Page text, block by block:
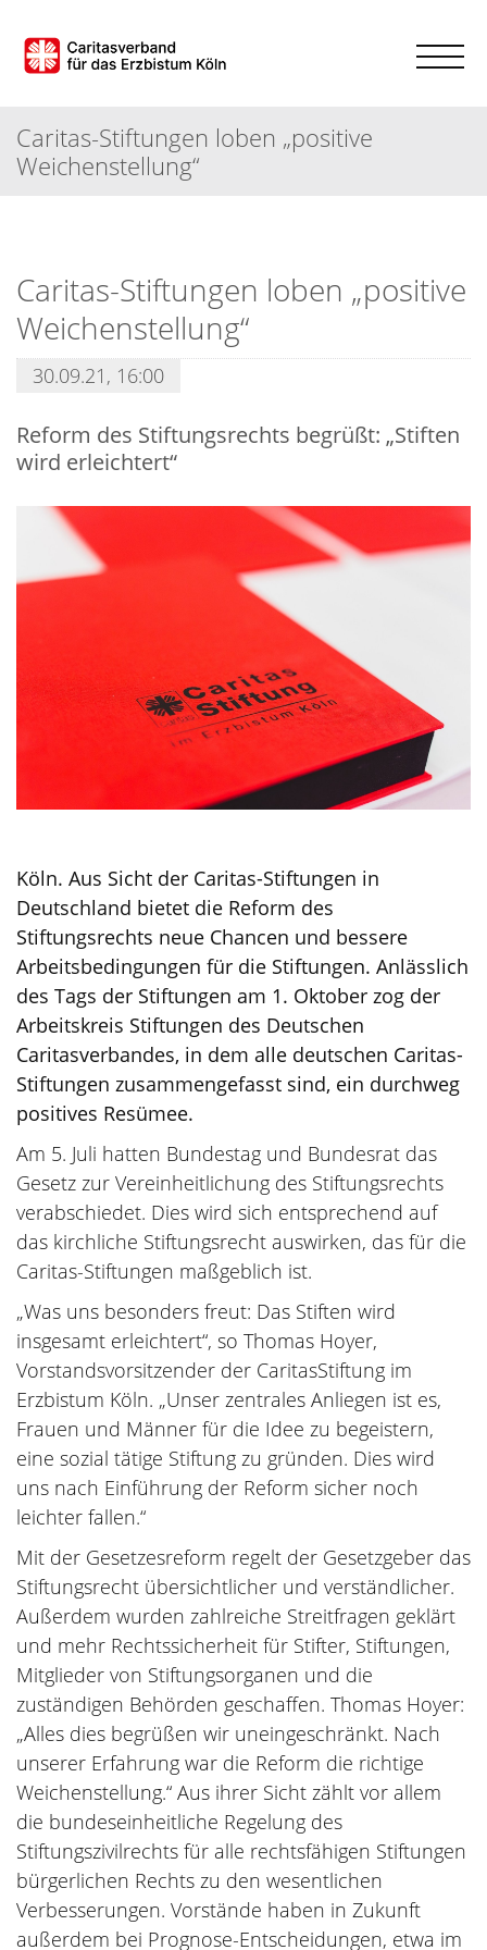
Caritas-Stiftungen loben „positive
Weichenstellung“
Caritas-Stiftungen loben „positive
Weichenstellung“
30.09.21, 16:00
Reform des Stiftungsrechts begrüßt: „Stiften
wird erleichtert“
Köln. Aus Sicht der Caritas-Stiftungen in
Deutschland bietet die Reform des
Stiftungsrechts neue Chancen und bessere
Arbeitsbedingungen für die Stiftungen. Anlässlich
des Tags der Stiftungen am 1. Oktober zog der
Arbeitskreis Stiftungen des Deutschen
Caritasverbandes, in dem alle deutschen Caritas-
Stiftungen zusammengefasst sind, ein durchweg
positives Resümee.
Am 5. Juli hatten Bundestag und Bundesrat das
Gesetz zur Vereinheitlichung des Stiftungsrechts
verabschiedet. Dies wird sich entsprechend auf
das kirchliche Stiftungsrecht auswirken, das für die
Caritas-Stiftungen maßgeblich ist.
„Was uns besonders freut: Das Stiften wird
insgesamt erleichtert“, so Thomas Hoyer,
Vorstandsvorsitzender der CaritasStiftung im
Erzbistum Köln. „Unser zentrales Anliegen ist es,
Frauen und Männer für die Idee zu begeistern,
eine sozial tätige Stiftung zu gründen. Dies wird
uns nach Einführung der Reform sicher noch
leichter fallen.“
Mit der Gesetzesreform regelt der Gesetzgeber das
Stiftungsrecht übersichtlicher und verständlicher.
Außerdem wurden zahlreiche Streitfragen geklärt
und mehr Rechtssicherheit für Stifter, Stiftungen,
Mitglieder von Stiftungsorganen und die
zuständigen Behörden geschaffen. Thomas Hoyer:
„Alles dies begrüßen wir uneingeschränkt. Nach
unserer Erfahrung war die Reform die richtige
Weichenstellung.“ Aus ihrer Sicht zählt vor allem
die bundeseinheitliche Regelung des
Stiftungszivilrechts für alle rechtsfähigen Stiftungen
bürgerlichen Rechts zu den wesentlichen
Verbesserungen. Vorstände haben in Zukunft
außerdem bei Prognose-Entscheidungen, etwa im